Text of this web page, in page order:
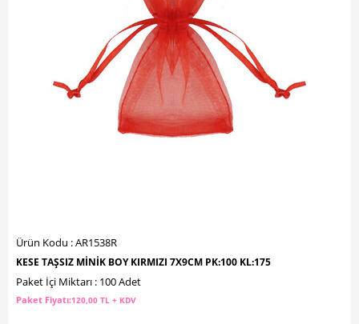
Ürün Kodu : AR1538R
KESE TAŞSIZ MİNİK BOY KIRMIZI 7X9CM PK:100 KL:175
Paket İçi Miktarı : 100 Adet
Paket Fiyatı:120,00 TL + KDV